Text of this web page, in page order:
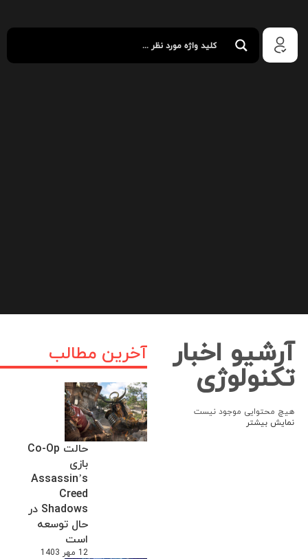
آخرین مطالب
حالت Co-Op
بازی
Assassin’s
Creed
Shadows در
حال توسعه
است
12 مهر 1403
آرشیو اخبار
تکنولوژی
هیچ محتوایی موجود نیست
نمایش بیشتر